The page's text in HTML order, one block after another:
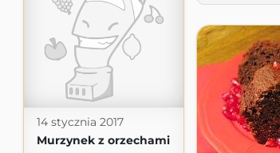
14 stycznia 2017
Murzynek z orzechami